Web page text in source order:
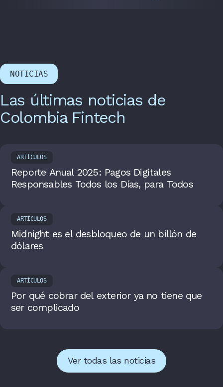
NOTICIAS
Las últimas noticias de
Colombia Fintech
ARTÍCULOS
Reporte Anual 2025: Pagos Digitales
Responsables Todos los Días, para Todos
ARTÍCULOS
Midnight es el desbloqueo de un billón de
dólares
ARTÍCULOS
Por qué cobrar del exterior ya no tiene que
ser complicado
Ver todas las noticias